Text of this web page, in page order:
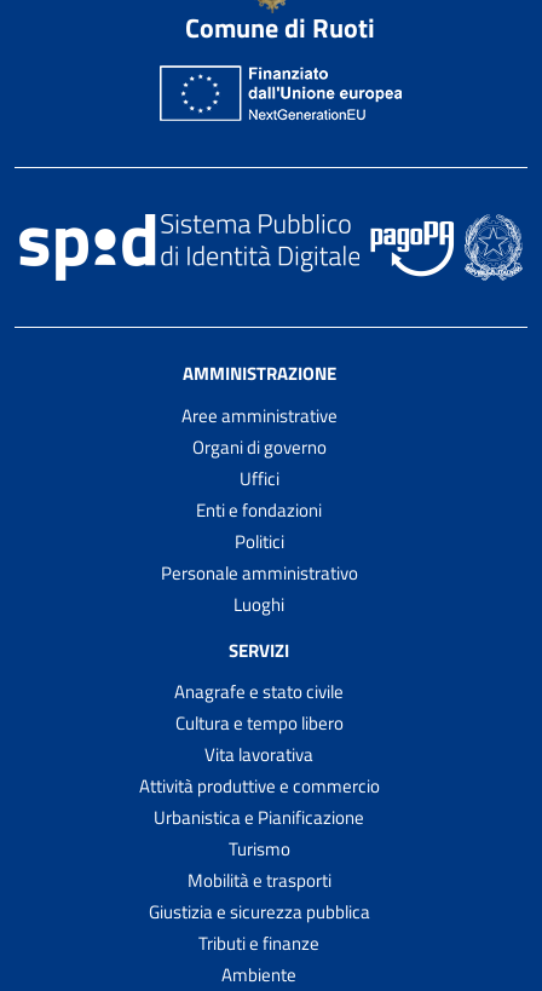
Comune di Ruoti
AMMINISTRAZIONE
Aree amministrative
Organi di governo
Uffici
Enti e fondazioni
Politici
Personale amministrativo
Luoghi
SERVIZI
Anagrafe e stato civile
Cultura e tempo libero
Vita lavorativa
Attività produttive e commercio
Urbanistica e Pianificazione
Turismo
Mobilità e trasporti
Giustizia e sicurezza pubblica
Tributi e finanze
Ambiente